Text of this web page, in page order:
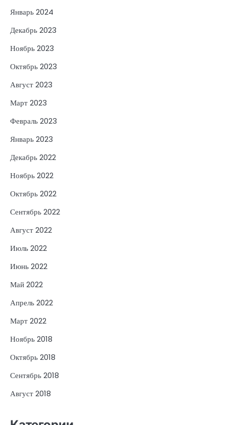
Январь 2024
Декабрь 2023
Ноябрь 2023
Октябрь 2023
Август 2023
Март 2023
Февраль 2023
Январь 2023
Декабрь 2022
Ноябрь 2022
Октябрь 2022
Сентябрь 2022
Август 2022
Июль 2022
Июнь 2022
Май 2022
Апрель 2022
Март 2022
Ноябрь 2018
Октябрь 2018
Сентябрь 2018
Август 2018